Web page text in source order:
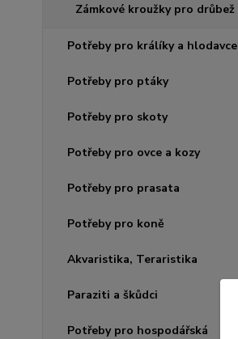
Zámkové kroužky pro drůbež
Potřeby pro králíky a hlodavce
Potřeby pro ptáky
Potřeby pro skoty
Potřeby pro ovce a kozy
Potřeby pro prasata
Potřeby pro koně
Akvaristika, Teraristika
Paraziti a škůdci
Potřeby pro hospodářská